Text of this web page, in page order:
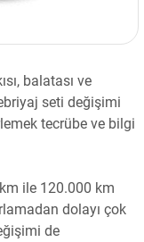
balatası ve
seti değişimi
tecrübe ve bilgi
ile 120.000 km
dolayı çok
de